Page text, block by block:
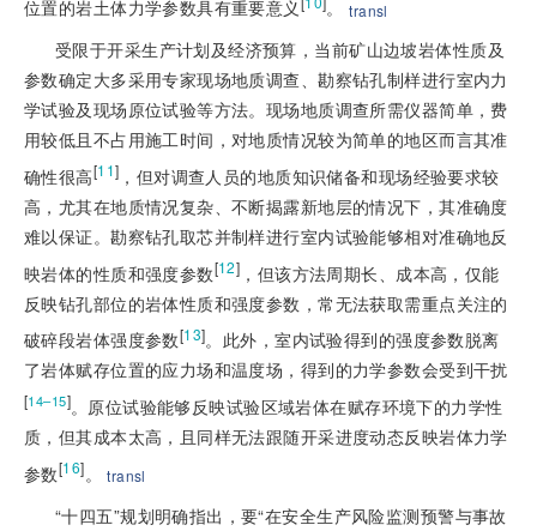
位置的岩土体力学参数具有重要意义
。 transl
受限于开采生产计划及经济预算 ，当前矿山边坡岩体性质及
参数确定大多采用专家现场地质调查、勘察钻孔制样进行室内力
学试验及现场原位试验等方法。现场地质调查所需仪器简单，费
用较低且不占用施工时间，对地质情况较为简单的地区而言其准
确性很高[11] ，但对调查人员的地质知识储备和现场经验要求较
高，尤其在地质情况复杂、不断揭露新地层的情况下，其准确度
难以保证。勘察钻孔取芯并制样进行室内试验能够相对准确地反
映岩体的性质和强度参数[12] ，但该方法周期长、成本高，仅能
反映钻孔部位的岩体性质和强度参数，常无法获取需重点关注的
破碎段岩体强度参数[13]。此外，室内试验得到的强度参数脱离
了岩体赋存位置的应力场和温度场，得到的力学参数会受到干扰
[14–15]。原位试验能够反映试验区域岩体在赋存环境下的力学性
质，但其成本太高，且同样无法跟随开采进度动态反映岩体力学
参数[16]。 transl
“十四五”规划明确指出，要“在安全生产风险监测预警与事故